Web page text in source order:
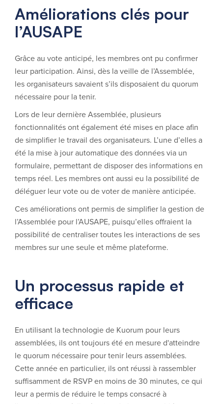
Améliorations clés pour
l’AUSAPE
Grâce au vote anticipé, les membres ont pu confirmer
leur participation. Ainsi, dès la veille de l’Assemblée,
les organisateurs savaient s’ils disposaient du quorum
nécessaire pour la tenir.
Lors de leur dernière Assemblée, plusieurs
fonctionnalités ont également été mises en place afin
de simplifier le travail des organisateurs. L’une d’elles a
été la mise à jour automatique des données via un
formulaire, permettant de disposer des informations en
temps réel. Les membres ont aussi eu la possibilité de
déléguer leur vote ou de voter de manière anticipée.
Ces améliorations ont permis de simplifier la gestion de
l’Assemblée pour l’AUSAPE, puisqu’elles offraient la
possibilité de centraliser toutes les interactions de ses
membres sur une seule et même plateforme.
Un processus rapide et
efficace
En utilisant la technologie de Kuorum pour leurs
assemblées, ils ont toujours été en mesure d'atteindre
le quorum nécessaire pour tenir leurs assemblées.
Cette année en particulier, ils ont réussi à rassembler
suffisamment de RSVP en moins de 30 minutes, ce qui
leur a permis de réduire le temps consacré à